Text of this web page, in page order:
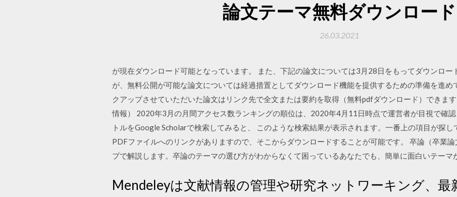
論文テーマ無料ダウンロード
26.03.2021
が現在ダウンロード可能となっています。 また、下記の論文については3月28日をもってダウンロー
が、無料公開が可能な論文については経過措置としてダウンロード機能を提供するための準備を進め
クアップさせていただいた論文はリンク先で全文または要約を取得（無料pdfダウンロード）できま
情報） 2020年3月の月間アクセス数ランキングの順位は、2020年4月11日時点で運営者が目視で確
トルをGoogle Scholarで検索してみると、 このような検索結果が表示されます。一番上の項目が探
PDFファイルへのリンクがありますので、そこからダウンロードすることが可能です。 卒論（卒業
プで解説します。卒論のテーマの選び方がわからなくて困っているあなたでも、簡単に面白いテーマ
Mendeleyは文献情報の管理や研究ネットワーキング、最